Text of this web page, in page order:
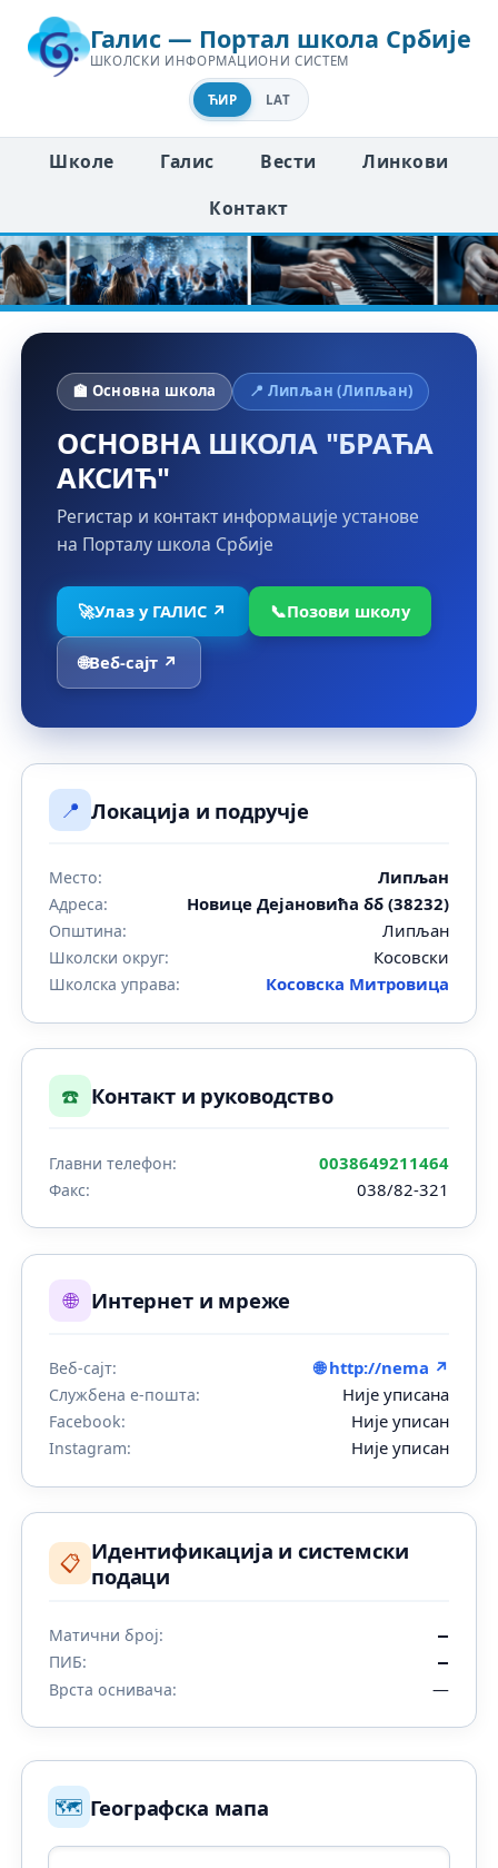
Галис — Портал школа Србије
ШКОЛСКИ ИНФОРМАЦИОНИ СИСТЕМ
ЋИР LAT
Школе Галис Вести
Линкови
Контакт
🏫 Основна школа 📍 Липљан (Липљан)
ОСНОВНА ШКОЛА "БРАЋА
АКСИЋ"
Регистар и контакт информације установе
на Порталу школа Србије
🚀Улаз у ГАЛИС ↗ 📞Позови школу
🌐Веб-сајт ↗
📍 Локација и подручје
Место: Липљан
Адреса: Новице Дејановића бб (38232)
Општина: Липљан
Школски округ: Косовски
Школска управа: Косовска Митровица
☎️ Контакт и руководство
Главни телефон: 0038649211464
Факс: 038/82-321
🌐 Интернет и мреже
Веб-сајт: 🌐 http://nema ↗
Службена е-пошта: Није уписана
Facebook: Није уписан
Instagram: Није уписан
📋 Идентификација и системски
подаци
Матични број: —
ПИБ: —
Врста оснивача: —
🗺️ Географска мапа